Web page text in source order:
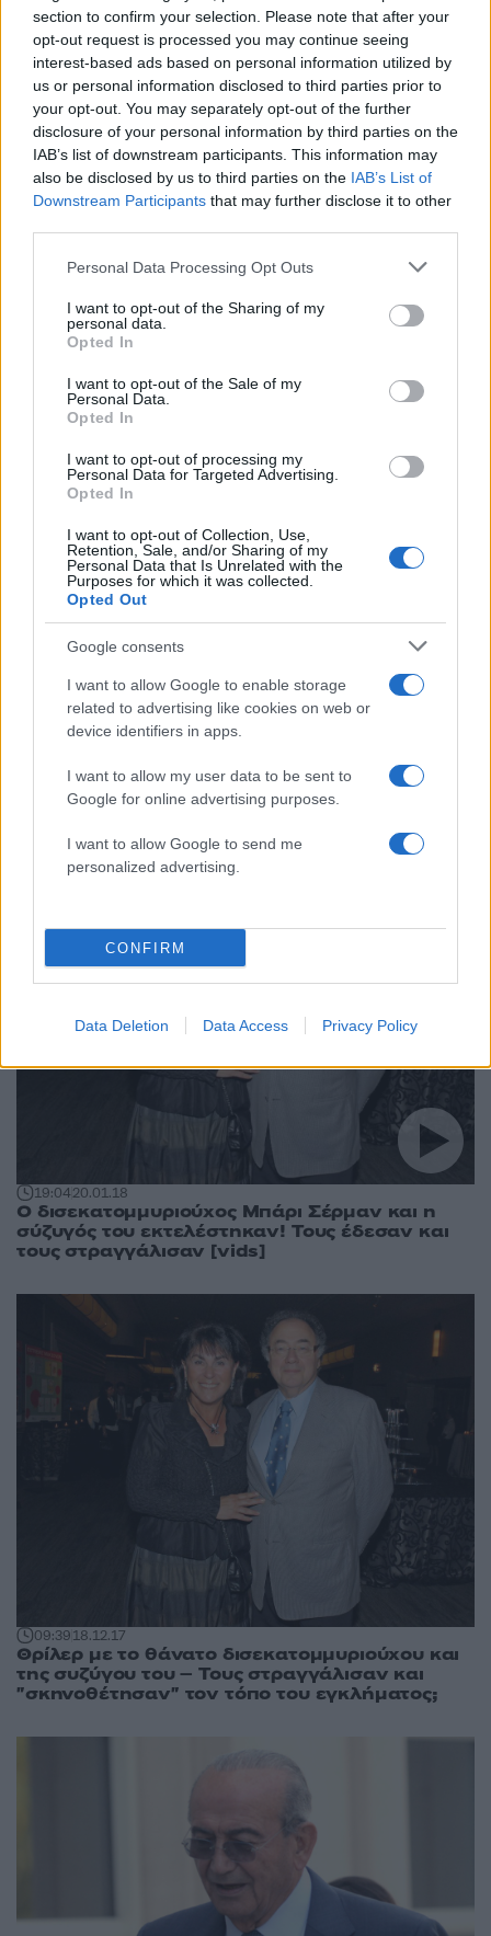
section to confirm your selection. Please note that after your
opt-out request is processed you may continue seeing
interest-based ads based on personal information utilized by
us or personal information disclosed to third parties prior to
your opt-out. You may separately opt-out of the further
disclosure of your personal information by third parties on the
IAB’s list of downstream participants. This information may
also be disclosed by us to third parties on the IAB’s List of
Downstream Participants that may further disclose it to other
Please note that this website/app uses one or more Google
not limited to your visit or usage behaviour. You may click to
grant or deny consent to Google and its third-party tags to
use your data for below specified purposes in below Google
consent section.
Personal Data Processing Opt Outs
I want to opt-out of the Sharing of my
personal data.
Opted In
I want to opt-out of the Sale of my
Personal Data.
Opted In
I want to opt-out of processing my
Personal Data for Targeted Advertising.
Opted In
I want to opt-out of Collection, Use,
Retention, Sale, and/or Sharing of my
Personal Data that Is Unrelated with the
Purposes for which it was collected.
Opted Out
Google consents
I want to allow Google to enable storage
related to advertising like cookies on web or
device identifiers in apps.
I want to allow my user data to be sent to
Google for online advertising purposes.
I want to allow Google to send me
personalized advertising.
CONFIRM
Data Deletion Data Access Privacy Policy
13:4509.03.19
Σάλμα Χάγιεκ: “Είμαι θύμα ρατσισμού γιατί
παντρεύτηκα δισεκατομμυριούχο”!
08:1023.10.18
για τον Τζορτζ Σόρος!
Βρέθηκε βόμβα στο
γραμματοκιβώτιο του
σπιτιού του
πλουσιότερου Ρώσου
στα Χανιά – Αξίζει
ΔΙΑΦΗΜΙΣΗ
19:0420.01.18
Ο δισεκατομμυριούχος Μπάρι Σέρμαν και η
σύζυγός του εκτελέστηκαν! Τους έδεσαν και
τους στραγγάλισαν [vids]
09:3918.12.17
Θρίλερ με το θάνατο δισεκατομμυριούχου και
της συζύγου του – Τους στραγγάλισαν και
"σκηνοθέτησαν" τον τόπο του εγκλήματος;